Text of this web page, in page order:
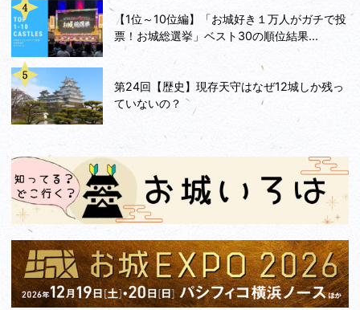
【1位～10位編】「お城好き１万人がガチで投
票！お城総選挙」ベスト30の順位結果...
第24回【歴史】現存天守はなぜ12城しか残っ
ていないの？